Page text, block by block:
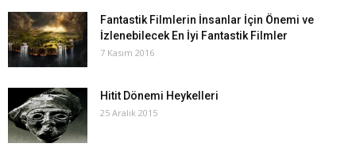
Fantastik Filmlerin İnsanlar İçin Önemi ve
İzlenebilecek En İyi Fantastik Filmler
7 Kasım 2016
Hitit Dönemi Heykelleri
25 Aralık 2015